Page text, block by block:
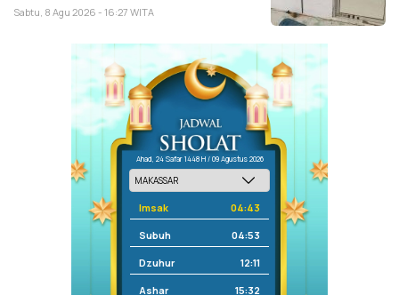
Sabtu, 8 Agu 2026 - 16:27 WITA
Ahad, 24 Safar 1448 H / 09 Agustus 2026
Imsak 04:43
Subuh 04:53
Dzuhur 12:11
Ashar 15:32